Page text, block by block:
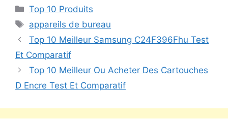
Top 10 Produits
appareils de bureau
Top 10 Meilleur Samsung C24F396Fhu Test
Et Comparatif
Top 10 Meilleur Ou Acheter Des Cartouches
D Encre Test Et Comparatif